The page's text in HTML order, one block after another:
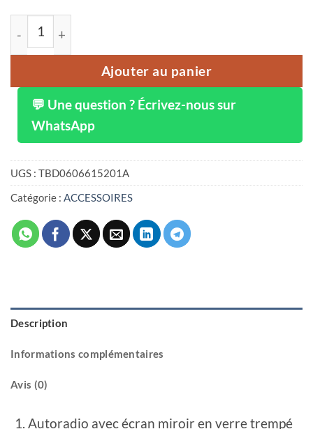
quantité de Système de navigation embarqué Android
Ajouter au panier
💬 Une question ? Écrivez-nous sur
WhatsApp
UGS : TBD0606615201A
Catégorie : ACCESSOIRES
Description
Informations complémentaires
Avis (0)
Autoradio avec écran miroir en verre trempé